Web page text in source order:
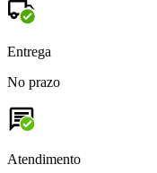
Entrega
No prazo
Atendimento